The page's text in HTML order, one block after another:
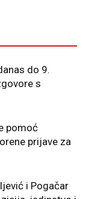
do 9.
s
pomoć
prijave za
i Pogačar